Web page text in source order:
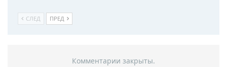
СЛЕД ПРЕД
Комментарии закрыты.